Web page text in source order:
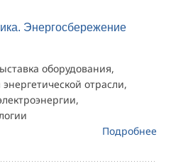
Энергосбережение
оборудования,
отрасли,
Подробнее